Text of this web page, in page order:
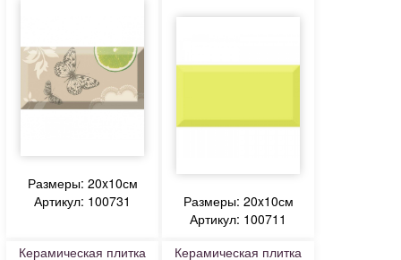
Размеры: 20x10см
Артикул: 100731
Размеры: 20x10см
Артикул: 100711
Керамическая плитка
Керамическая плитка